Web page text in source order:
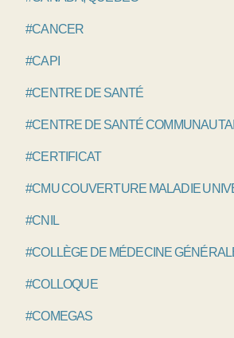
#CANCER
#CAPI
#CENTRE DE SANTÉ
#CENTRE DE SANTÉ
#CERTIFICAT
#CMU COUVERTURE MALADIE
#CNIL
#COLLÈGE DE MÉDECINE
#COLLOQUE
#COMEGAS